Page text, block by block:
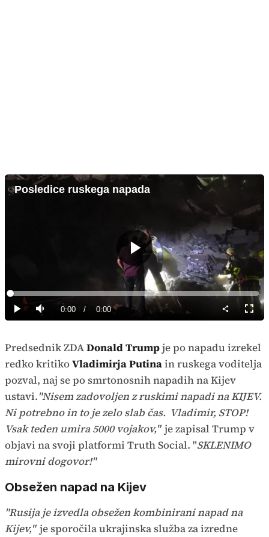
Posledice ruskega napada
Predvajaj
PredvajajTiho Current
0:00 / Duration
0:00
Loaded:
0%
način
Predsednik ZDADonald Trumpje po napadu izrekel
redko kritikoVladimirja Putinain ruskega voditelja
pozval, naj se po smrtonosnih napadih na Kijev
ustavi."Nisem zadovoljen z ruskimi napadi na KIJEV.
Ni potrebno in to je zelo slab čas. Vladimir, STOP!
Vsak teden umira 5000 vojakov," je zapisal Trump v
objavi na svoji platformi Truth Social. "SKLENIMO
mirovni dogovor!"
Obsežen napad na Kijev
"Rusija je izvedla obsežen kombinirani napad na
Kijev," je sporočila ukrajinska služba za izredne